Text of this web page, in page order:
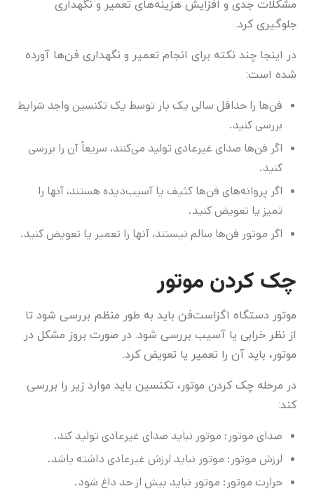
مشکلات جدی و افزایش هزینه‌های تعمیر و نگهداری
جلوگیری کرد.
در اینجا چند نکته برای انجام تعمیر و نگهداری فن‌ها آورده
شده است:
فن‌ها را حداقل سالی یک بار توسط یک تکنسین واجد شرایط
بررسی کنید.
اگر فن‌ها صدای غیرعادی تولید می‌کنند، سریعاً آن را بررسی
کنید.
اگر پروانه‌های فن‌ها کثیف یا آسیب‌دیده هستند، آنها را
تمیز یا تعویض کنید.
اگر موتور فن‌ها سالم نیستند، آنها را تعمیر یا تعویض کنید.
چک کردن موتور
موتور دستگاه اگزاست‌فن باید به طور منظم بررسی شود تا
از نظر خرابی یا آسیب بررسی شود. در صورت بروز مشکل در
موتور، باید آن را تعمیر یا تعویض کرد.
در مرحله چک کردن موتور، تکنسین باید موارد زیر را بررسی
کند:
صدای موتور: موتور نباید صدای غیرعادی تولید کند.
لرزش موتور: موتور نباید لرزش غیرعادی داشته باشد.
حرارت موتور: موتور نباید بیش از حد داغ شود.